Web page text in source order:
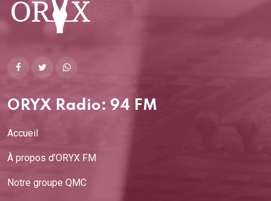
ORYX Radio: 94 FM
Accueil
À propos d’ORYX FM
Notre groupe QMC